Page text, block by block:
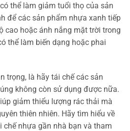
thể làm giảm tuổi thọ của sản
để các sản phẩm nhựa xanh tiếp
cao hoặc ánh nắng mặt trời trong
thể làm biến dạng hoặc phai
trọng, là hãy tái chế các sản
không còn sử dụng được nữa.
giảm thiểu lượng rác thải mà
thiên nhiên. Hãy tìm hiểu về
nhựa gần nhà bạn và tham